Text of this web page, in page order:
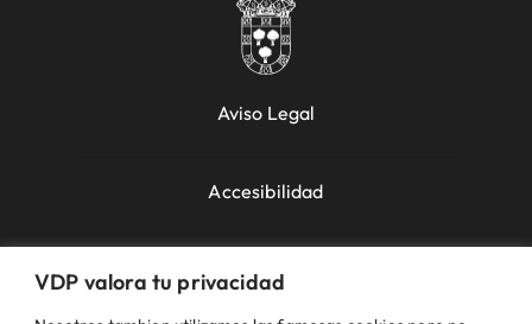
VDP valora tu privacidad
Aviso Legal
Accesibilidad
Política de Cookies